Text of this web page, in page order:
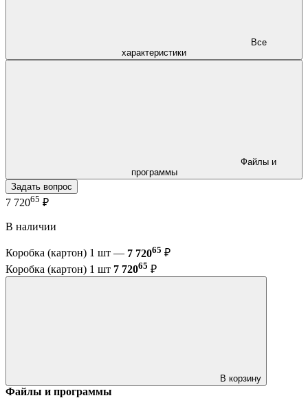
характеристики
программы
Задать вопрос
7 72065 ₽
В наличии
Коробка (картон) 1 шт — 7 72065 ₽
Коробка (картон) 1 шт 7 72065 ₽
В корзину
Файлы и программы